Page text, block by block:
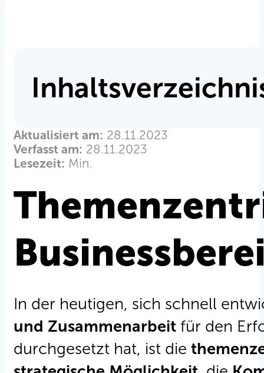
Aktualisiert am: 28.11.2023
Verfasst am: 28.11.2023
Lesezeit: Min.
In der heutigen, sich schnell
und Zusammenarbeit für den
durchgesetzt hat, ist die